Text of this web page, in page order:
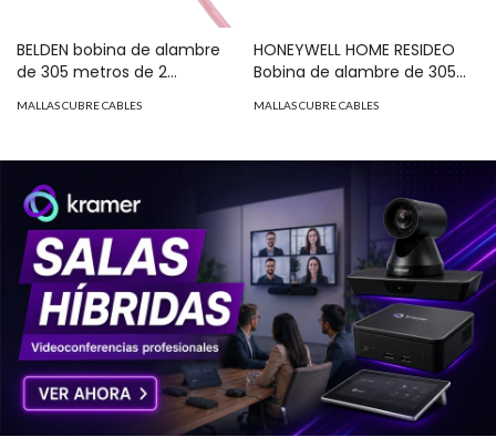
BELDEN bobina de alambre
de 305 metros de 2
c/aislamiento pvc contra
MALLAS CUBRE CABLES
HONEYWELL HOME RESIDEO
Bobina de alambre de 305
FPLR-CL2R, color rojo, para
detección de incendio y
sistemas de voceo.
44241004/1000
MALLAS CUBRE CABLES